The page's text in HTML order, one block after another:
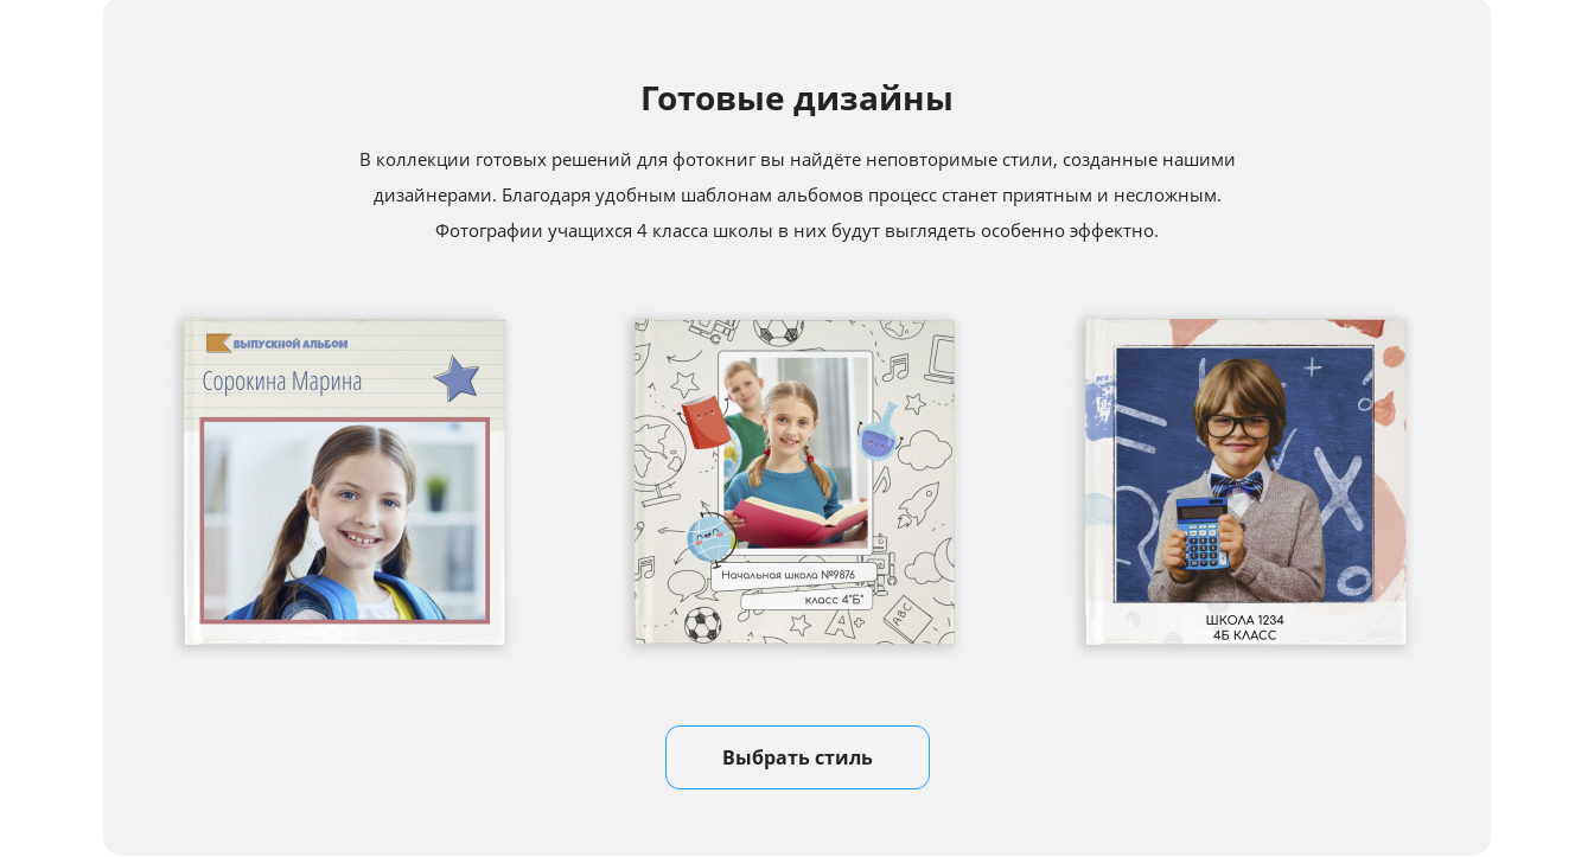
Готовые дизайны
В коллекции готовых решений для фотокниг вы найдёте неповторимые стили, созданные нашими
дизайнерами. Благодаря удобным шаблонам альбомов процесс станет приятным и несложным.
Фотографии учащихся 4 класса школы в них будут выглядеть особенно эффектно.
Выбрать стиль